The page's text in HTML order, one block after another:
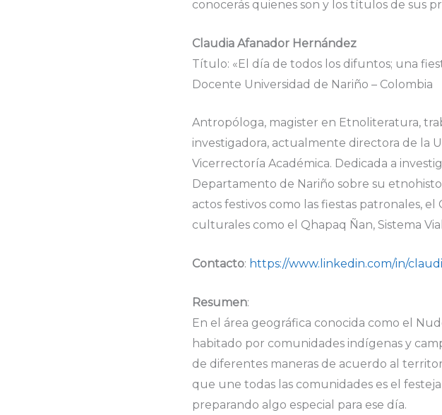
conocerás quienes son y los títulos de sus
Claudia Afanador Hernández
Título: «El día de todos los difuntos; una
Docente Universidad de Nariño – Colombia
Antropóloga, magister en Etnoliteratura,
investigadora, actualmente directora de la
Vicerrectoría Académica. Dedicada a
Departamento de Nariño sobre su
actos festivos como las fiestas patronales,
culturales como el Qhapaq Ñan, Sistema
Contacto: https://www.linkedin.com/in/
Resumen:
En el área geográfica conocida como el
habitado por comunidades indígenas y
de diferentes maneras de acuerdo al
que une todas las comunidades es el
preparando algo especial para ese día.